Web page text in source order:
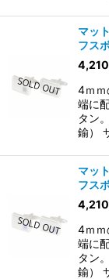
マッ
フス
4,210
4ｍｍ
端に
タン
鍮）
マッ
フス
4,210
4ｍｍ
端に
タン
鍮）